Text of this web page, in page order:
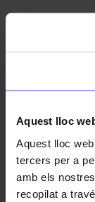
Aquest lloc
Aquest lloc
tercers per a
amb els
recopilat a